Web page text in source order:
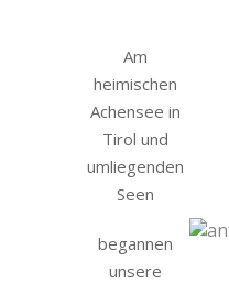
Am
heimischen
Achensee in
Tirol und
umliegenden
Seen
begannen
unsere